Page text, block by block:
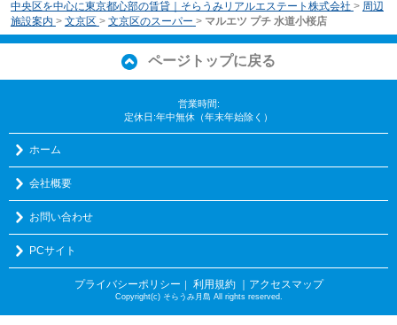
中央区を中心に東京都心部の賃貸｜そらうみリアルエステート株式会社 > 周辺
施設案内 > 文京区 > 文京区のスーパー > マルエツ プチ 水道小桜店
ページトップに戻る
営業時間:
定休日:年中無休（年末年始除く）
ホーム
会社概要
お問い合わせ
PCサイト
プライバシーポリシー ｜ 利用規約 ｜アクセスマップ
Copyright(c) そらうみ月島 All rights reserved.